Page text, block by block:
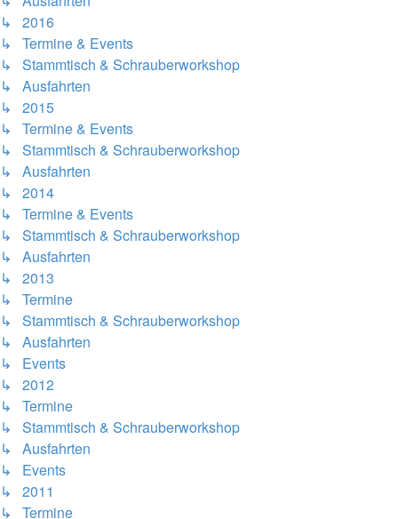
↳ 2016
↳ Termine & Events
↳ Stammtisch & Schrauberworkshop
↳ Ausfahrten
↳ 2015
↳ Termine & Events
↳ Stammtisch & Schrauberworkshop
↳ Ausfahrten
↳ 2014
↳ Termine & Events
↳ Stammtisch & Schrauberworkshop
↳ Ausfahrten
↳ 2013
↳ Termine
↳ Stammtisch & Schrauberworkshop
↳ Ausfahrten
↳ Events
↳ 2012
↳ Termine
↳ Stammtisch & Schrauberworkshop
↳ Ausfahrten
↳ Events
↳ 2011
↳ Termine